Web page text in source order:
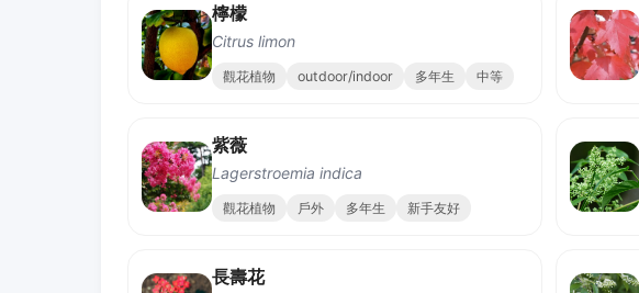
檸檬
Citrus limon
觀花植物 outdoor/indoor 多年生 中等
紫薇
Lagerstroemia indica
觀花植物 戶外 多年生 新手友好
長壽花